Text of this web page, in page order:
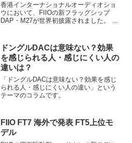
香港インターナショナルオーディオショ
ウにおいて、FIIOの新フラッグシップ
DAP・M27が世界初披露されました。 現
プ・M17との比較分析も行います。
ドングルDACは意味ない？効果
を感じられる人・感じにくい人の
違いは？
「ドングルDACは意味ない？効果を感じ
られる人・感じにくい人の違い」という
テーマのコラムです。
FIIO FT7 海外で発表 FT5上位モ
デル